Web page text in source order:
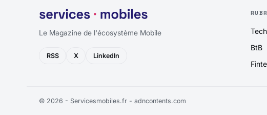
Le Magazine de l'écosystème Mobile
RSS X LinkedIn
Tech
BtB
© 2026 - Servicesmobiles.fr - adncontents.com